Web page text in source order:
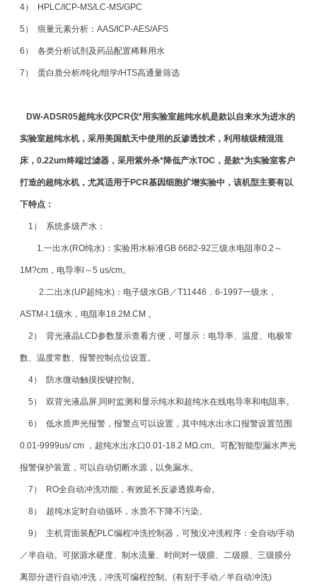
4） HPLC/ICP-MS/LC-MS/GPC
5） 痕量元素分析：AAS/ICP-AES/AFS
6） 各类分析试剂及药品配置稀释用水
7） 蛋白质分析/纯化/组学/HTS高通量筛选
DW-ADSR05超纯水仪PCR仪*用实验室超纯水机是款以自来水为进水的
实验室超纯水机，采用美国航天中使用的反渗透技术，利用核级精混混
床，0.22um终端过滤器，采用紫外杀*降低产水TOC，是款*为实验室客户
打造的超纯水机，尤其适用于PCR基因细胞扩增实验中 ，该机型主要有以
下特点：
1） 系统多级产水：
1.一出水(RO纯水)：实验用水标准GB 6682-92三级水电阻率0.2～
1M?cm，电导率l～5 us/cm。
2.二出水(UP超纯水)：电子级水GB／T11446．6-1997一级水，
ASTM-l.1级水，电阻率18.2M.CM 。
2） 背光液晶LCD参数显示查看方便，可显示：电导率、温度、电极常
数、温度常数、报警控制点位设置。
4） 防水微动触摸按键控制。
5） 双背光液晶屏,同时监测和显示纯水和超纯水在线电导率和电阻率。
6） 低水质声光报警，报警点可以设置，其中纯水出水口报警设置范围
0.01-9999us/ cm ，超纯水出水口0.01-18.2 MΩ.cm。可配智能型漏水声光
报警保护装置，可以自动切断水源，以免漏水。
7） RO全自动冲洗功能，有效延长反渗透膜寿命。
8） 超纯水定时自动循环，水质不下降不污染。
9） 主机背面装配PLC编程冲洗控制器，可预没冲洗程序：全自动/手动
／半自动。可据源水硬度、制水流量、时间对一级 膜、二级 膜、三级膜分
离部分进行自动冲洗，冲洗可编程控制。(有别于手动／半自动冲洗)